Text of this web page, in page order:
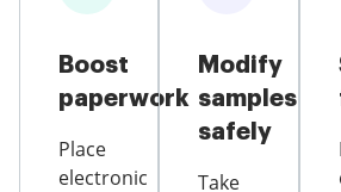
Boost
paperwork
Place
electronic
Modify
samples
safely
Take